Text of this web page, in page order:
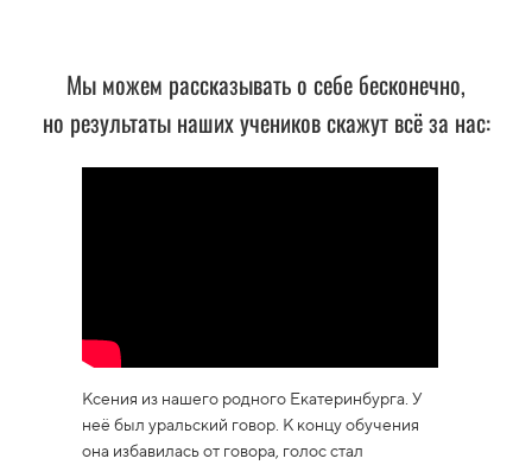
Мы можем рассказывать о себе бесконечно,
но результаты наших учеников скажут всё за нас:
Ксения из нашего родного Екатеринбурга. У
неё был уральский говор. К концу обучения
она избавилась от говора, голос стал